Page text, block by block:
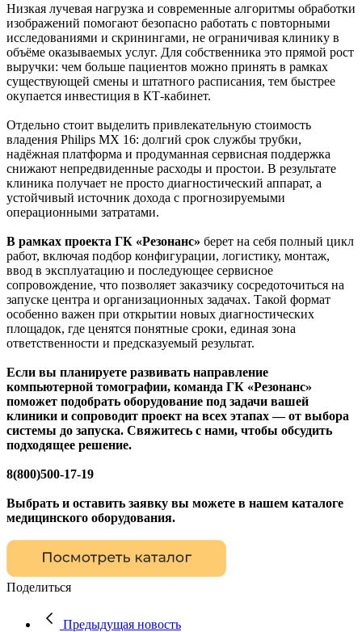
Низкая лучевая нагрузка и современные алгоритмы обработки
изображений помогают безопасно работать с повторными
исследованиями и скринингами, не ограничивая клинику в
объёме оказываемых услуг. Для собственника это прямой рост
выручки: чем больше пациентов можно принять в рамках
существующей смены и штатного расписания, тем быстрее
окупается инвестиция в КТ‑кабинет.
Отдельно стоит выделить привлекательную стоимость
владения Philips MX 16: долгий срок службы трубки,
надёжная платформа и продуманная сервисная поддержка
снижают непредвиденные расходы и простои. В результате
клиника получает не просто диагностический аппарат, а
устойчивый источник дохода с прогнозируемыми
операционными затратами.
В рамках проекта ГК «Резонанс» берет на себя полный цикл
работ, включая подбор конфигурации, логистику, монтаж,
ввод в эксплуатацию и последующее сервисное
сопровождение, что позволяет заказчику сосредоточиться на
запуске центра и организационных задачах. Такой формат
особенно важен при открытии новых диагностических
площадок, где ценятся понятные сроки, единая зона
ответственности и предсказуемый результат.
Если вы планируете развивать направление
компьютерной томографии, команда ГК «Резонанс»
поможет подобрать оборудование под задачи вашей
клиники и сопроводит проект на всех этапах — от выбора
системы до запуска. Свяжитесь с нами, чтобы обсудить
подходящее решение.
8(800)500-17-19
Выбрать и оставить заявку вы можете в нашем каталоге
медицинского оборудования.
Поделиться
Предыдущая новость